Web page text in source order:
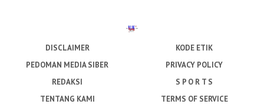
DISCLAIMER
KODE ETIK
PEDOMAN MEDIA SIBER
PRIVACY POLICY
REDAKSI
S P O R T S
TENTANG KAMI
TERMS OF SERVICE